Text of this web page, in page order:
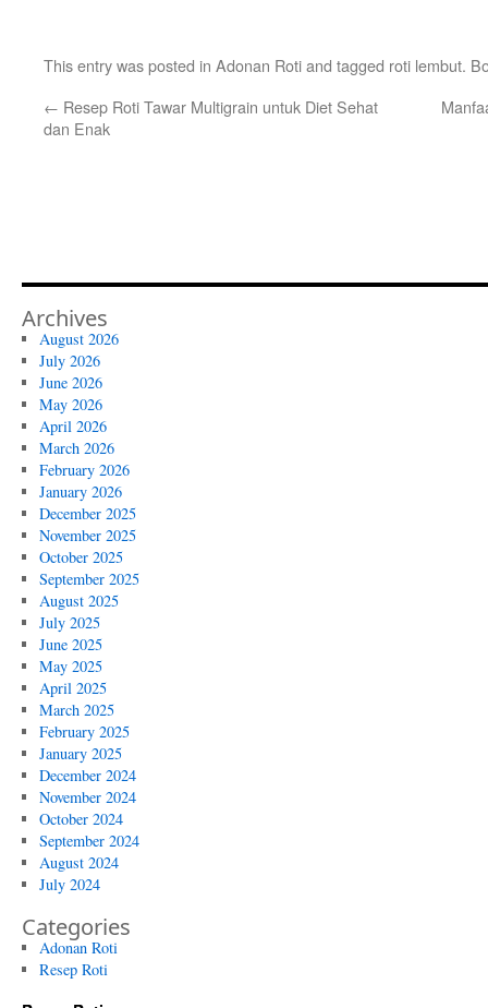
This entry was posted in Adonan Rotiand tagged roti lembut.
← Resep Roti Tawar Multigrain untuk Diet Sehat
dan Enak
Archives
August 2026
July 2026
June 2026
May 2026
April 2026
March 2026
February 2026
January 2026
December 2025
November 2025
October 2025
September 2025
August 2025
July 2025
June 2025
May 2025
April 2025
March 2025
February 2025
January 2025
December 2024
November 2024
October 2024
September 2024
August 2024
July 2024
Categories
Adonan Roti
Resep Roti